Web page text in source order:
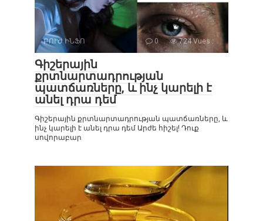
ԲՈՒԺ ԻՆՖՈ 0 724 Vues :
Գիշերային
քրտնարտադրության
պատճառները, և ինչ կարելի է
անել դրա դեմ
Գիշերային քրտնարտադրության պատճառները, և
ինչ կարելի է անել դրա դեմ Արժե հիշել! Դուք
սովորաբար